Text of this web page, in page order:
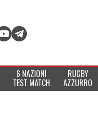
6 NAZIONI
TEST MATCH
RUGBY
AZZURRO